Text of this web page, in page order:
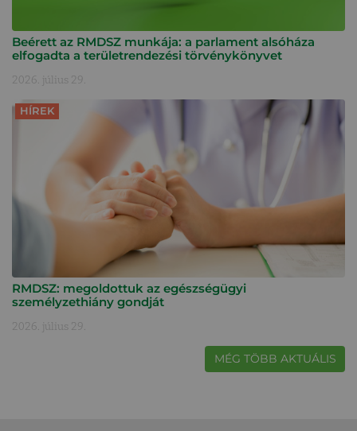
Beérett az RMDSZ munkája: a parlament alsóháza
elfogadta a területrendezési törvénykönyvet
2026. július 29.
HÍREK
RMDSZ: megoldottuk az egészségügyi
személyzethiány gondját
2026. július 29.
MÉG TÖBB AKTUÁLIS